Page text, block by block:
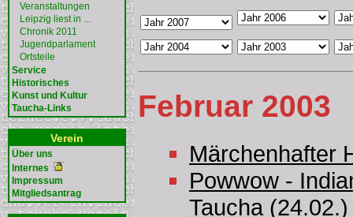
Veranstaltungen
Leipzig liest in ...
Chronik 2011
Jugendparlament
Ortsteile
Service
Historisches
Kunst und Kultur
Taucha-Links
Verein
Über uns
Internes
Impressum
Mitgliedsantrag
Februar 2003
Märchenhafter
Powwow -
Taucha (24.02.)